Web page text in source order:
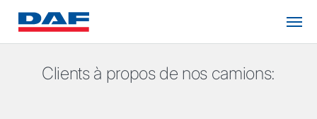
Clients à propos de nos camions: